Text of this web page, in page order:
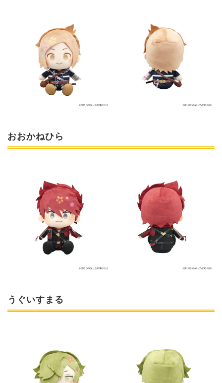
おおかねひら
うぐいすまる